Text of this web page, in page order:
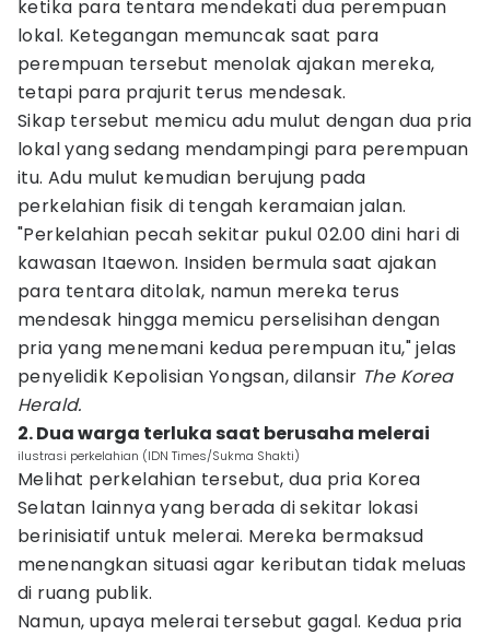
ketika para tentara mendekati dua perempuan
lokal. Ketegangan memuncak saat para
perempuan tersebut menolak ajakan mereka,
tetapi para prajurit terus mendesak.
Sikap tersebut memicu adu mulut dengan dua pria
lokal yang sedang mendampingi para perempuan
itu. Adu mulut kemudian berujung pada
perkelahian fisik di tengah keramaian jalan.
"Perkelahian pecah sekitar pukul 02.00 dini hari di
kawasan Itaewon. Insiden bermula saat ajakan
para tentara ditolak, namun mereka terus
mendesak hingga memicu perselisihan dengan
pria yang menemani kedua perempuan itu," jelas
penyelidik Kepolisian Yongsan, dilansir The Korea
Herald.
2. Dua warga terluka saat berusaha melerai
ilustrasi perkelahian (IDN Times/Sukma Shakti)
Melihat perkelahian tersebut, dua pria Korea
Selatan lainnya yang berada di sekitar lokasi
berinisiatif untuk melerai. Mereka bermaksud
menenangkan situasi agar keributan tidak meluas
di ruang publik.
Namun, upaya melerai tersebut gagal. Kedua pria